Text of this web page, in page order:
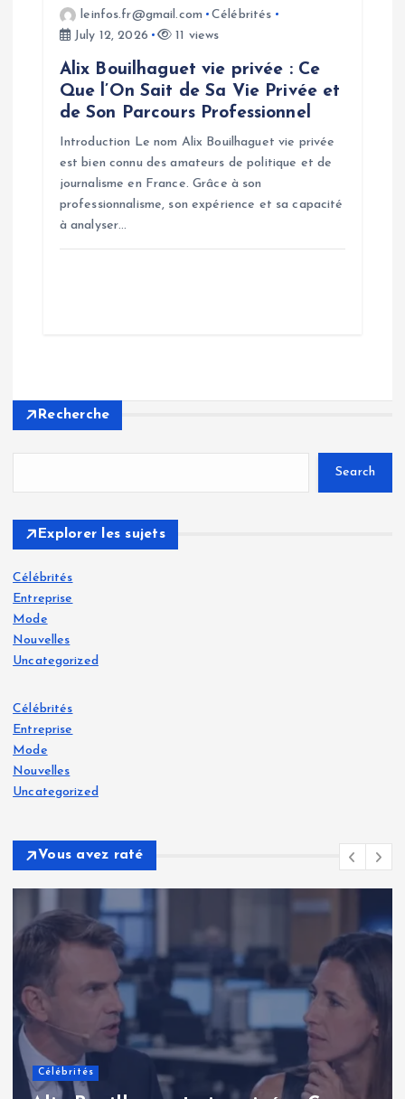
leinfos.fr@gmail.com
Célébrités
July 12, 2026
11 views
Alix Bouilhaguet vie privée : Ce
Que l’On Sait de Sa Vie Privée et
de Son Parcours Professionnel
Introduction Le nom Alix Bouilhaguet vie privée
est bien connu des amateurs de politique et de
journalisme en France. Grâce à son
professionnalisme, son expérience et sa capacité
à analyser…
Recherche
Search
Explorer les sujets
Célébrités
Entreprise
Mode
Nouvelles
Uncategorized
Célébrités
Entreprise
Mode
Nouvelles
Uncategorized
Vous avez raté
Célébrités